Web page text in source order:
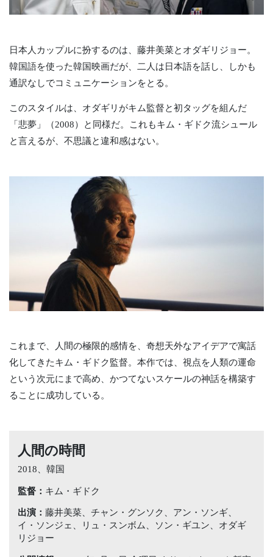
日本人カップルに扮するのは、藤井美菜とオダギリジョー。
韓国語を使った韓国映画だが、二人は日本語を話し、しかも
通訳なしでコミュニケーションをとる。
このスタイルは、オダギリがキム監督と初タッグを組んだ
「悲夢」（2008）と同様だ。これもキム・ギドク流シュール
と言えるが、不思議と違和感はない。
これまで、人間の極限的感情を、奇想天外なアイデアで寓話
化してきたキム・ギドク監督。本作では、視点を人類の運命
という次元にまで高め、かつてないスケールの神話を構築す
ることに成功している。
人間の時間
2018、韓国
監督： キム・ギドク
出演：藤井美菜、チャン・グンソク、アン・ソンギ、
イ・ソンジェ、リュ・スンボム、ソン・ギユン、オダギ
リジョー